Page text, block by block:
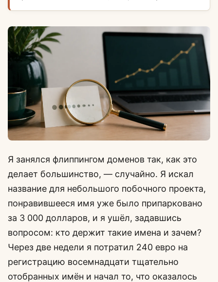
Я занялся флиппингом доменов так, как это
делает большинство, — случайно. Я искал
название для небольшого побочного проекта,
понравившееся имя уже было припарковано
за 3 000 долларов, и я ушёл, задавшись
вопросом: кто держит такие имена и зачем?
Через две недели я потратил 240 евро на
регистрацию восемнадцати тщательно
отобранных имён и начал то, что оказалось